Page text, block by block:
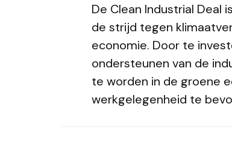
De Clean Industrial Deal
de strijd tegen
economie. Door te
ondersteunen van de
te worden in de groene
werkgelegenheid te